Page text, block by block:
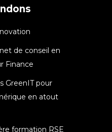
de conseil en
Finance
GreenIT pour
en atout
formation RSE